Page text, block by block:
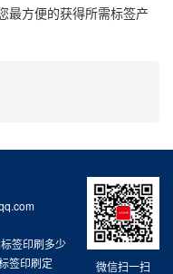
最方便的获得所需标签产
微信扫一扫
签印刷多少
签印刷定